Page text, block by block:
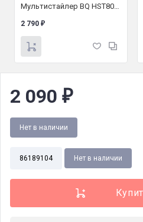
2 790 ₽
2 090 ₽
Нет в наличии
86189104 Нет в наличии